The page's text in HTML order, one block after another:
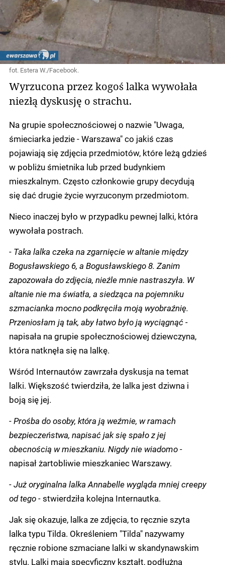
fot. Estera W./Facebook.
Wyrzucona przez kogoś lalka wywołała
niezłą dyskusję o strachu.
Na grupie społecznościowej o nazwie "Uwaga,
śmieciarka jedzie - Warszawa" co jakiś czas
pojawiają się zdjęcia przedmiotów, które leżą gdzieś
w pobliżu śmietnika lub przed budynkiem
mieszkalnym. Często członkowie grupy decydują
się dać drugie życie wyrzuconym przedmiotom.
Nieco inaczej było w przypadku pewnej lalki, która
wywołała postrach.
- Taka lalka czeka na zgarnięcie w altanie między
Bogusławskiego 6, a Bogusławskiego 8. Zanim
zapozowała do zdjęcia, nieźle mnie nastraszyła. W
altanie nie ma światła, a siedząca na pojemniku
szmacianka mocno podkręciła moją wyobraźnię.
Przeniosłam ją tak, aby łatwo było ją wyciągnąć -
napisała na grupie społecznościowej dziewczyna,
która natknęła się na lalkę.
Wśród Internautów zawrzała dyskusja na temat
lalki. Większość twierdziła, że lalka jest dziwna i
boją się jej.
-Prośba do osoby, która ją weźmie, w ramach
bezpieczeństwa, napisać jak się spało z jej
obecnością w mieszkaniu. Nigdy nie wiadomo -
napisał żartobliwie mieszkaniec Warszawy.
- Już oryginalna lalka Annabelle wygląda mniej creepy
od tego -stwierdziła kolejna Internautka.
Jak się okazuje, lalka ze zdjęcia, to ręcznie szyta
lalka typu Tilda. Określeniem "Tilda" nazywamy
ręcznie robione szmaciane lalki w skandynawskim
stylu. Lalki mają specyficzny kształt, podłużną